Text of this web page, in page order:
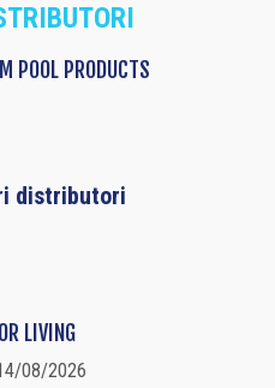
POOL PRODUCTS
distributori
LIVING
08/2026